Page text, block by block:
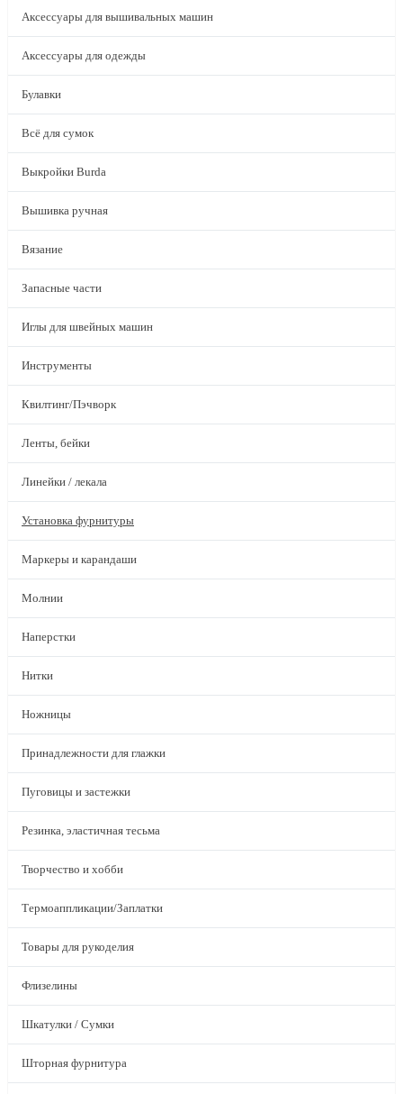
Аксессуары для вышивальных машин
Аксессуары для одежды
Булавки
Всё для сумок
Выкройки Burda
Вышивка ручная
Вязание
Запасные части
Иглы для швейных машин
Инструменты
Квилтинг/Пэчворк
Ленты, бейки
Линейки / лекала
Установка фурнитуры
Маркеры и карандаши
Молнии
Наперстки
Нитки
Ножницы
Принадлежности для глажки
Пуговицы и застежки
Резинка, эластичная тесьма
Творчество и хобби
Термоаппликации/Заплатки
Товары для рукоделия
Флизелины
Шкатулки / Сумки
Шторная фурнитура